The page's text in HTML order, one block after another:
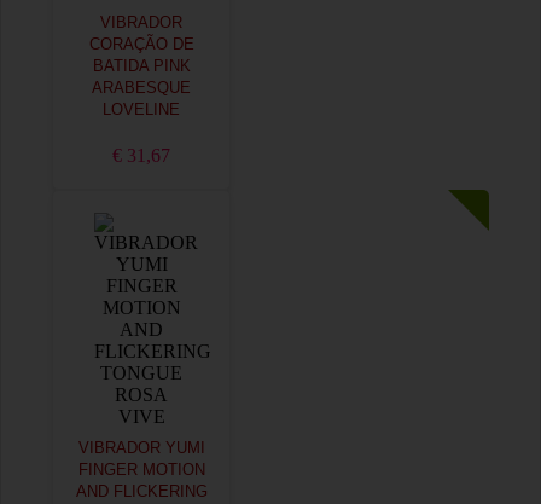
VIBRADOR
CORAÇÃO DE
BATIDA PINK
ARABESQUE
LOVELINE
€ 31,67
VIBRADOR YUMI
FINGER MOTION
AND FLICKERING